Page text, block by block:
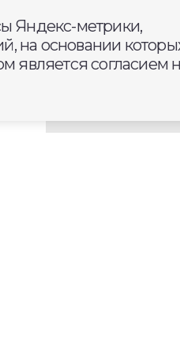
Яндекс-метрики,
на основании
является согласием